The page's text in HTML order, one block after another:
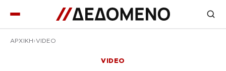
ΑΡΧΙΚΉ VIDEO
VIDEO